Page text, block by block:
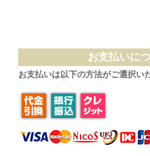
お支払いに
お支払いは以下の方法がご選択い